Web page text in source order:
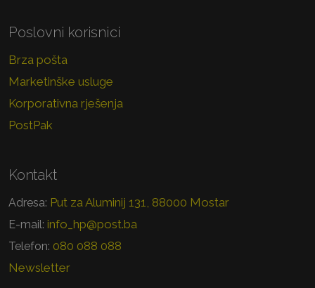
Poslovni korisnici
Brza pošta
Marketinške usluge
Korporativna rješenja
PostPak
Kontakt
Adresa: Put za Aluminij 131, 88000 Mostar
E-mail: info_hp@post.ba
Telefon: 080 088 088
Newsletter